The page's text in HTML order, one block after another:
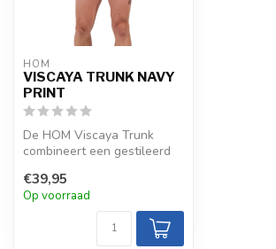
HOM
VISCAYA TRUNK NAVY
PRINT
De HOM Viscaya Trunk
combineert een gestileerd
pasteltinten op ...
€39,95
Op voorraad